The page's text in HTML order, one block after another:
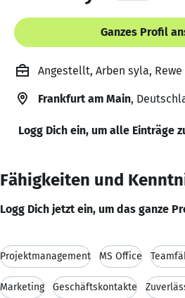
Ganzes Profil
Angestellt, Arben syla, Rewe
Frankfurt am Main,
Logg Dich ein, um alle Einträge
Fähigkeiten und
Logg Dich jetzt ein, um das ganze
Projektmanagement MS Office
Marketing Geschäftskontakte